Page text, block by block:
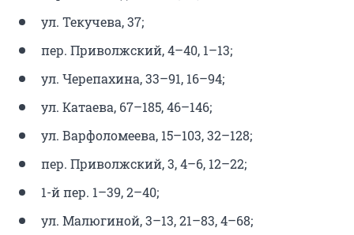
ул. Текучева, 37;
пер. Приволжский, 4–40, 1–13;
ул. Черепахина, 33–91, 16–94;
ул. Катаева, 67–185, 46–146;
ул. Варфоломеева, 15–103, 32–128;
пер. Приволжский, 3, 4–6, 12–22;
1-й пер. 1–39, 2–40;
ул. Малюгиной, 3–13, 21–83, 4–68;